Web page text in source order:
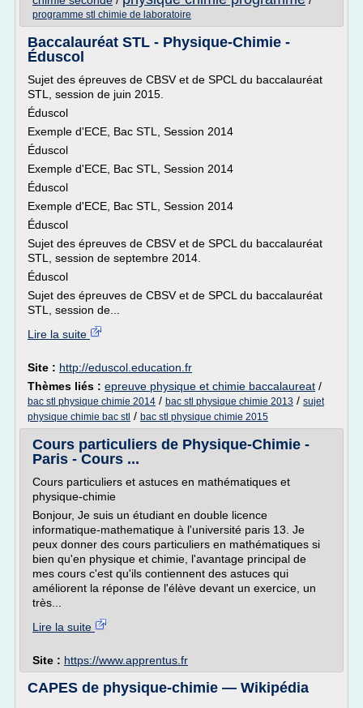
programme stl chimie de laboratoire
Baccalauréat STL - Physique-Chimie -
Éduscol
Sujet des épreuves de CBSV et de SPCL du baccalauréat
STL, session de juin 2015.
Éduscol
Exemple d'ECE, Bac STL, Session 2014
Éduscol
Exemple d'ECE, Bac STL, Session 2014
Éduscol
Exemple d'ECE, Bac STL, Session 2014
Éduscol
Sujet des épreuves de CBSV et de SPCL du baccalauréat
STL, session de septembre 2014.
Éduscol
Sujet des épreuves de CBSV et de SPCL du baccalauréat
STL, session de...
Lire la suite
Site : http://eduscol.education.fr
Thèmes liés : epreuve physique et chimie baccalaureat /
bac stl physique chimie 2014 / bac stl physique chimie 2013 / sujet
physique chimie bac stl / bac stl physique chimie 2015
Cours particuliers de Physique-Chimie -
Paris - Cours ...
Cours particuliers et astuces en mathématiques et
physique-chimie
Bonjour, Je suis un étudiant en double licence
informatique-mathematique à l'université paris 13. Je
peux donner des cours particuliers en mathématiques si
bien qu'en physique et chimie, l'avantage principal de
mes cours c'est qu'ils contiennent des astuces qui
améliorent la réponse de l'élève devant un exercice, un
très...
Lire la suite
Site : https://www.apprentus.fr
CAPES de physique-chimie — Wikipédia